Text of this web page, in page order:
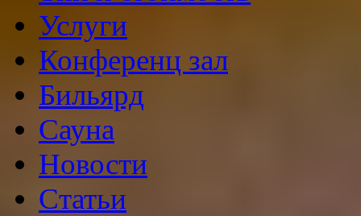
Услуги
Конференц зал
Бильярд
Сауна
Новости
Статьи